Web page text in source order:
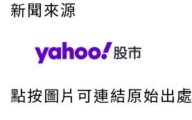
新聞來源
點按圖片可連結原始出處